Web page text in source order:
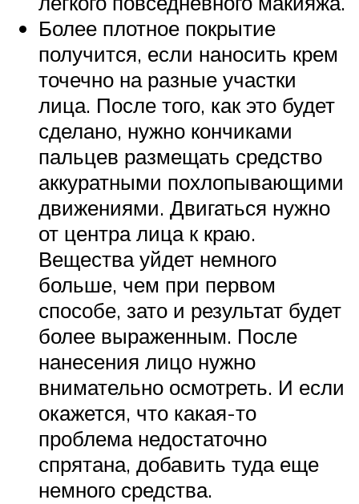
Более плотное покрытие
получится, если наносить крем
точечно на разные участки
лица. После того, как это будет
сделано, нужно кончиками
пальцев размещать средство
аккуратными похлопывающими
движениями. Двигаться нужно
от центра лица к краю.
Вещества уйдет немного
больше, чем при первом
способе, зато и результат будет
более выраженным. После
нанесения лицо нужно
внимательно осмотреть. И если
окажется, что какая-то
проблема недостаточно
спрятана, добавить туда еще
немного средства.